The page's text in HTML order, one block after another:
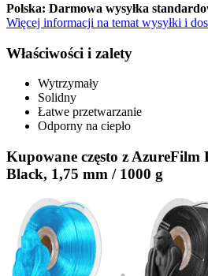
Polska: Darmowa wysyłka
Więcej informacji na temat wysyłki i
Właściwości i zalety
Wytrzymały
Solidny
Łatwe przetwarzanie
Odporny na ciepło
Kupowane często z AzureFilm
Black, 1,75 mm / 1000 g